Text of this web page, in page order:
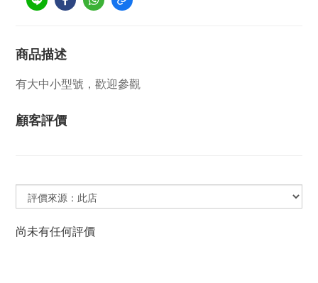
商品描述
有大中小型號，歡迎參觀
顧客評價
尚未有任何評價